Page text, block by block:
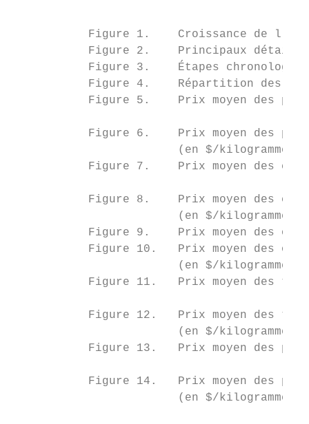
Figure 1.    Croissance de
Figure 2.    Principaux
Figure 3.    Étapes
Figure 4.    Répartition des
Figure 5.    Prix moyen des
Figure 6.    Prix moyen des
(en $/
Figure 7.    Prix moyen des
Figure 8.    Prix moyen des
(en $/
Figure 9.    Prix moyen des
Figure 10.   Prix moyen des
(en $/
Figure 11.   Prix moyen des
Figure 12.   Prix moyen des
(en $/
Figure 13.   Prix moyen des
Figure 14.   Prix moyen des
(en $/